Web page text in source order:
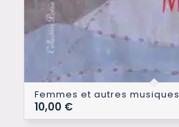
Femmes et autres musiques
10,00 €